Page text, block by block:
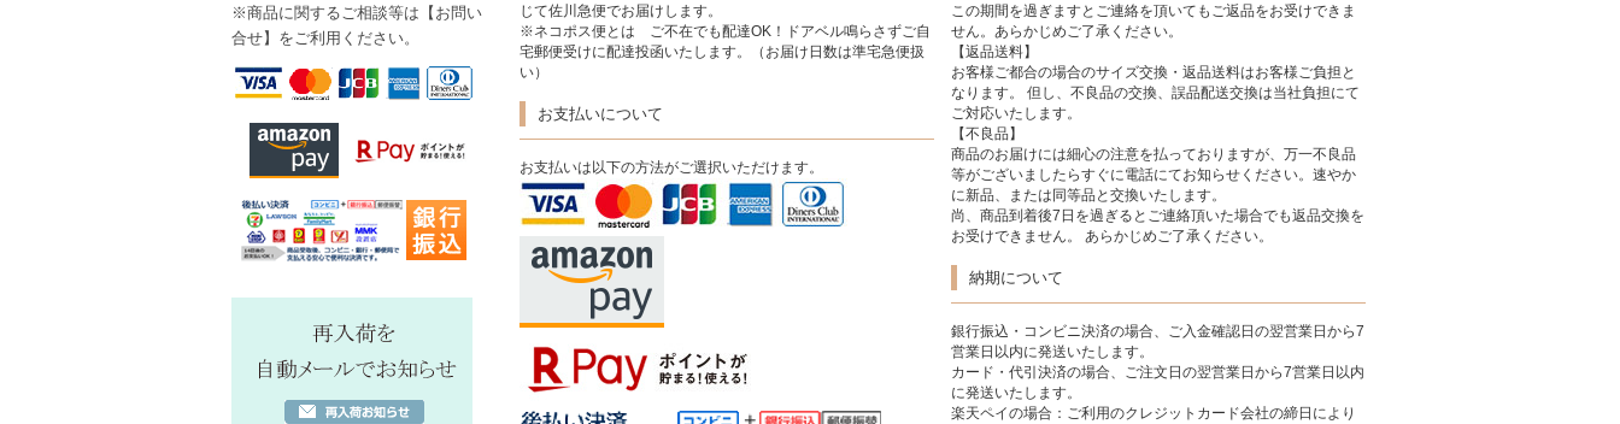
じて佐川急便でお届けします。
※ネコポス便とは ご不在でも配達OK！ドアベル鳴らさずご自
宅郵便受けに配達投函いたします。（お届け日数は準宅急便扱
い）
お支払いについて
お支払いは以下の方法がご選択いただけます。
この期間を過ぎますとご連絡を頂いてもご返品をお受けできま
せん。あらかじめご了承ください。
【返品送料】
お客様ご都合の場合のサイズ交換・返品送料はお客様ご負担と
なります。 但し、不良品の交換、誤品配送交換は当社負担にて
ご対応いたします。
【不良品】
商品のお届けには細心の注意を払っておりますが、万一不良品
等がございましたらすぐに電話にてお知らせください。速やか
に新品、または同等品と交換いたします。
尚、商品到着後7日を過ぎるとご連絡頂いた場合でも返品交換を
お受けできません。 あらかじめご了承ください。
納期について
銀行振込・コンビニ決済の場合、ご入金確認日の翌営業日から7
営業日以内に発送いたします。
カード・代引決済の場合、ご注文日の翌営業日から7営業日以内
に発送いたします。
楽天ペイの場合：ご利用のクレジットカード会社の締日により
※商品に関するご相談等は【 お問い
合せ】をご利用ください。